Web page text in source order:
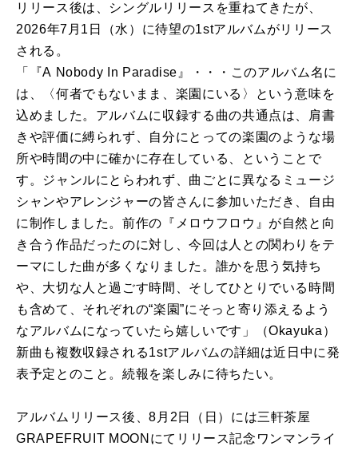
リリース後は、 シングル リリース を重ねてきたが、
2026年7月1日（水） に待望の1stアルバム がリリース
される。
「『A Nobody In Paradise 』・・・このアルバム名に
は、〈何者でもないまま、楽園にいる〉という意味を
込めました。 アルバムに収録する曲の共通点は、肩書
きや評価に縛られず、 自分にとっての楽園のような場
所や時間の中に確かに存在している
、ということで
す。ジャンルにとらわれず、 曲ごとに異なるミュージ
シャンやアレンジャーの皆さんに参加いただき、自由
に制作しました。前作の 『メロウフロウ』 が自然と向
き合う作品だったのに対し、今回は人と の関わりをテ
ーマにした曲が多くなりました。 誰かを思う気持ち
や、大切な人と過ごす時間、 そしてひとりでいる時間
も含めて、それぞれの“楽園”にそっと寄り添えるよう
なアルバムになっていたら嬉しいです」（Okayuka ）
新曲 も複数収録される1stアルバムの詳細は近日中に発
表予定と のこと。続報を楽しみに待ちたい。
アルバム リリース後、8月2日（日） には三軒茶屋
GRAPEFRUIT MOONにて リリース記念ワンマンライ